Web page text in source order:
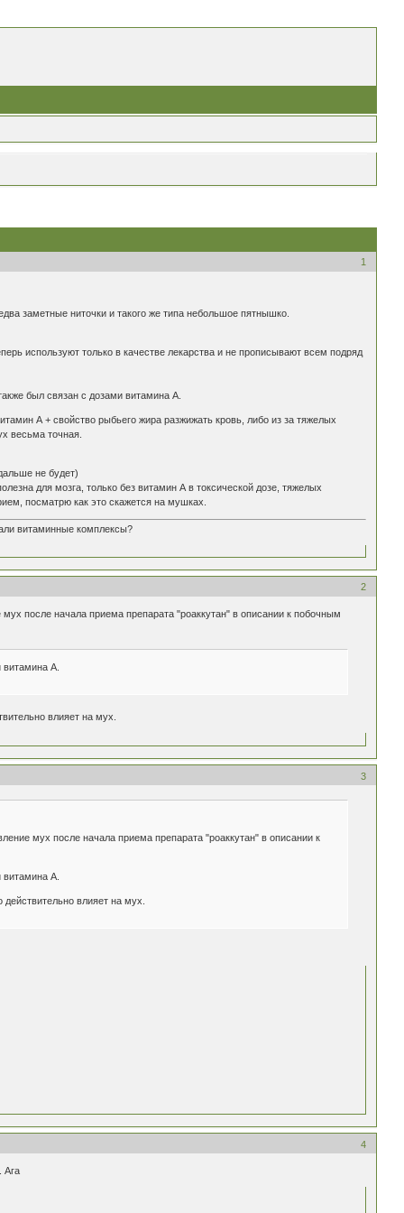
1
заметные ниточки и такого же типа небольшое пятнышко.
используют только в качестве лекарства и не прописывают всем подряд
был связан с дозами витамина А.
А + свойство рыбьего жира разжижать кровь, либо из за тяжелых
весьма точная.
не будет)
для мозга, только без витамин А в токсической дозе, тяжелых
посматрю как это скажется на мушках.
витаминные комплексы?
2
после начала приема препарата "роаккутан" в описании к побочным
витамина А.
влияет на мух.
3
мух после начала приема препарата "роаккутан" в описании к
витамина А.
влияет на мух.
4
Ага